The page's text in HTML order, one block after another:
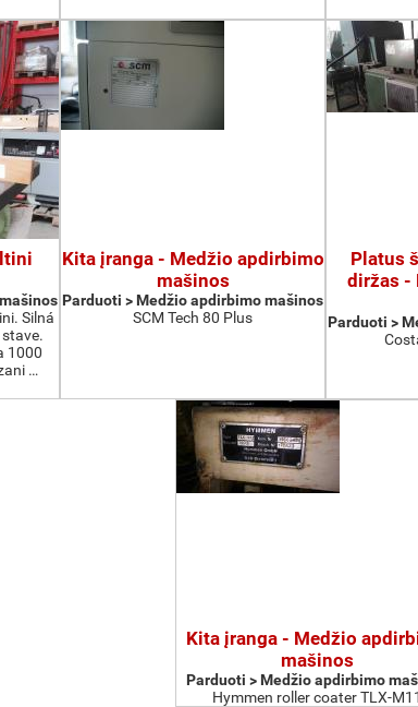
Silná
1000
…
Kita įranga - Medžio apdirbimo
mašinos
Parduoti > Medžio apdirbimo mašinos
SCM Tech 80 Plus
Platus
diržas -
Parduoti >
Kita įranga - Medžio
mašinos
Parduoti > Medžio apdirbimo
Hymmen roller coater TLX-M11